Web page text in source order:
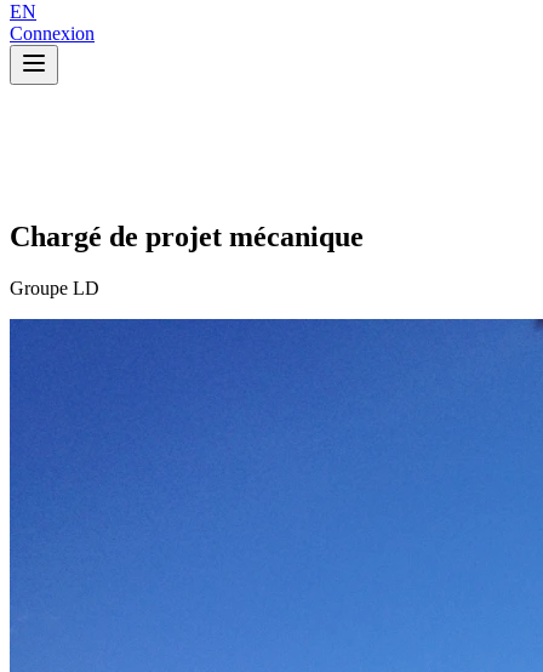
EN
Connexion
Chargé de projet mécanique
Groupe LD